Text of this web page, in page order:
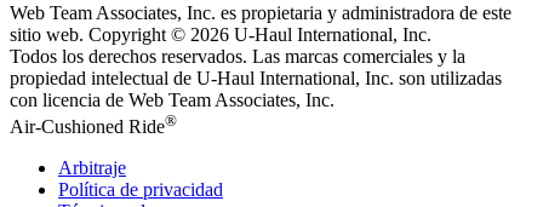
Web Team Associates, Inc. es propietaria y administradora de este
sitio web. Copyright © 2026 U-Haul International, Inc.
Todos los derechos reservados. Las marcas comerciales y la
propiedad intelectual de U-Haul International, Inc. son utilizadas
con licencia de Web Team Associates, Inc.
Air-Cushioned Ride®
Arbitraje
Política de privacidad